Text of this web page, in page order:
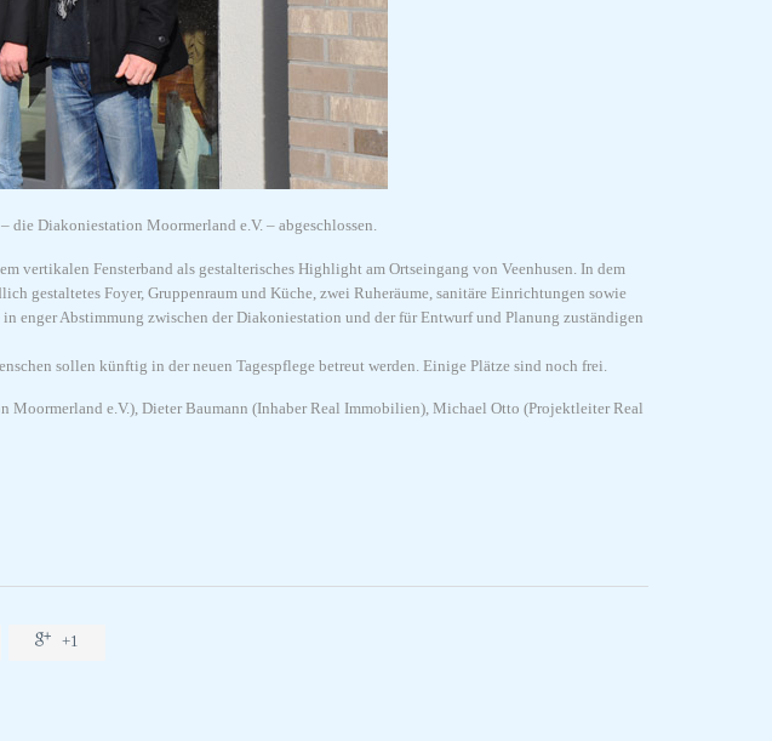
die Diakoniestation Moormerland e.V. – abgeschlossen.
vertikalen Fensterband als gestalterisches Highlight am Ortseingang von Veenhusen. In dem
gestaltetes Foyer, Gruppenraum und Küche, zwei Ruheräume, sanitäre Einrichtungen sowie
enger Abstimmung zwischen der Diakoniestation und der für Entwurf und Planung zuständigen
sollen künftig in der neuen Tagespflege betreut werden. Einige Plätze sind noch frei.
e.V.), Dieter Baumann (Inhaber Real Immobilien), Michael Otto (Projektleiter Real
 +1